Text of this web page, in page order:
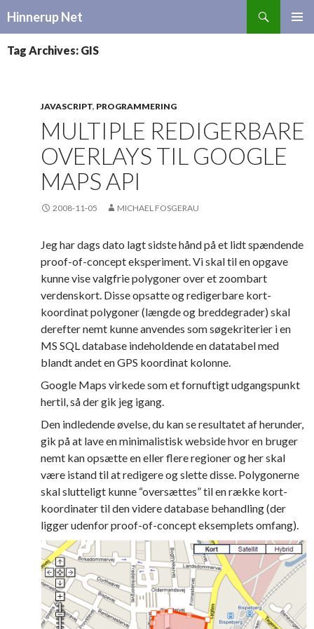
Hinnerup Net
CONTENT
Tag Archives: GIS
JAVASCRIPT, PROGRAMMERING
MULTIPLE REDIGERBARE
OVERLAYS TIL GOOGLE
MAPS API
2008-11-05 MICHAEL FOSGERAU
Jeg har dags dato lagt sidste hånd på et lidt spændende
proof-of-concept eksperiment. Vi skal til en opgave
kunne vise valgfrie polygoner over et zoombart
verdenskort. Disse opsatte og redigerbare kort-
koordinat polygoner (længde og breddegrader) skal
derefter nemt kunne anvendes som søgekriterier i en
MS SQL database indeholdende en datatabel med
blandt andet en GPS koordinat kolonne.
Google Maps virkede som et fornuftigt udgangspunkt
hertil, så der gik jeg igang.
Den indledende øvelse, du kan se resultatet af herunder,
gik på at lave en minimalistisk webside hvor en bruger
nemt kan opsætte en eller flere regioner og her skal
være istand til at redigere og slette disse. Polygonerne
skal slutteligt kunne “oversættes” til en række kort-
koordinater til den videre database behandling (der
ligger udenfor proof-of-concept eksemplets omfang).